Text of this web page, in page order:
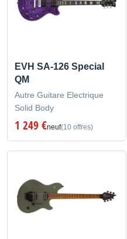
EVH SA-126 Special
QM
Autre Guitare Electrique
Solid Body
1 249 €neuf(10 offres)